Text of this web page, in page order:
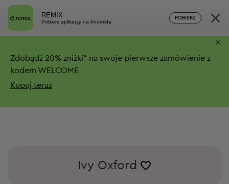
REMIX
Pobierz aplikację na Androida
POBIERZ ×
Zdobądź 20% zniżki* na swoje pierwsze zamówienie z
kodem WELCOME
Kupuj teraz
×
Ivy Oxford